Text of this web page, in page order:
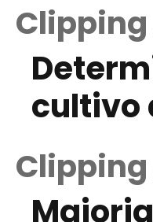
Clipping
cultivo
Clipping